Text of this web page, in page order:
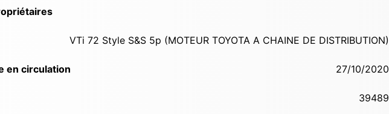
VTi 72 Style S&S 5p (MOTEUR TOYOTA A CHAINE DE DISTRIBUTION)
en circulation 27/10/2020
39489